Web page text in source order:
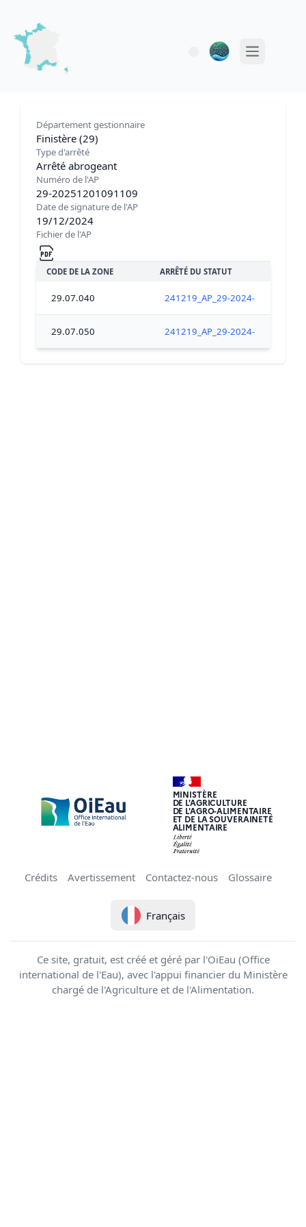
Open main
Département gestionnaire
Finistère (29)
Type d'arrêté
Arrêté abrogeant
Numéro de l'AP
29-20251201091109
Date de signature de l'AP
19/12/2024
Fichier de l'AP
CODE DE LA ZONE ARRÊTÉ DU STATUT
29.07.040 241219_AP_29-2024-12-19-
29.07.050 241219_AP_29-2024-12-19-
MINISTÈRE
DE L'AGRICULTURE
DE L'AGRO-ALIMENTAIRE
ET DE LA SOUVERAINETÉ
ALIMENTAIRE
Crédits Avertissement Contactez-nous Glossaire
Français
Ce site, gratuit, est créé et géré par l'OiEau (Office
international de l'Eau), avec l'appui financier du Ministère
chargé de l'Agriculture et de l'Alimentation.